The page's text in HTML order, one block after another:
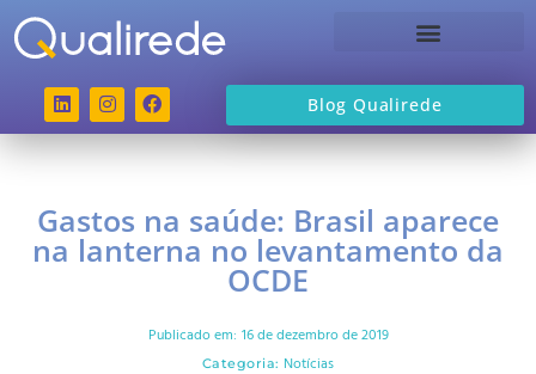
Blog Qualirede
Gastos na saúde: Brasil aparece
na lanterna no levantamento da
OCDE
Publicado em: 16 de dezembro de 2019
Categoria: Notícias